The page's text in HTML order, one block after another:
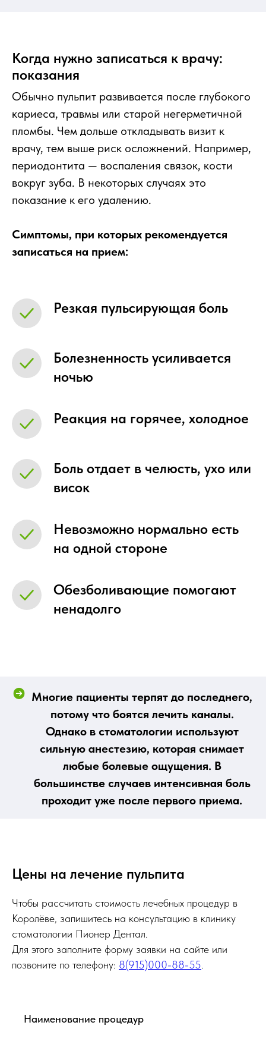
Когда нужно записаться к врачу:
показания
Обычно пульпит развивается после глубокого
кариеса, травмы или старой негерметичной
пломбы. Чем дольше откладывать визит к
врачу, тем выше риск осложнений. Например,
периодонтита — воспаления связок, кости
вокруг зуба. В некоторых случаях это
показание к его удалению.
Симптомы, при которых рекомендуется
записаться на прием:
Резкая пульсирующая боль
Болезненность усиливается
ночью
Реакция на горячее, холодное
Боль отдает в челюсть, ухо или
висок
Невозможно нормально есть
на одной стороне
Обезболивающие помогают
ненадолго
Многие пациенты терпят до последнего,
потому что боятся лечить каналы.
Однако в стоматологии используют
сильную анестезию, которая снимает
любые болевые ощущения. В
большинстве случаев интенсивная боль
проходит уже после первого приема.
Цены на лечение пульпита
Чтобы рассчитать стоимость лечебных процедур в
Королёве, запишитесь на консультацию в клинику
стоматологии Пионер Дентал.
Для этого заполните форму заявки на сайте или
позвоните по телефону: 8(915)000-88-55.
Наименование процедур